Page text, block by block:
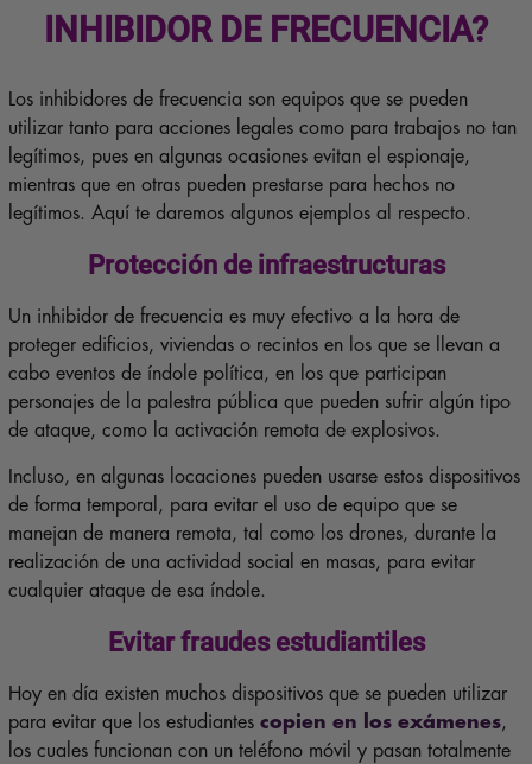
INHIBIDOR DE FRECUENCIA?
Los inhibidores de frecuencia son equipos que se pueden
utilizar tanto para acciones legales como para trabajos no tan
legítimos, pues en algunas ocasiones evitan el espionaje,
mientras que en otras pueden prestarse para hechos no
legítimos. Aquí te daremos algunos ejemplos al respecto.
Protección de infraestructuras
Un inhibidor de frecuencia es muy efectivo a la hora de
proteger edificios, viviendas o recintos en los que se llevan a
cabo eventos de índole política, en los que participan
personajes de la palestra pública que pueden sufrir algún tipo
de ataque, como la activación remota de explosivos.
Incluso, en algunas locaciones pueden usarse estos dispositivos
de forma temporal, para evitar el uso de equipo que se
manejan de manera remota, tal como los drones, durante la
realización de una actividad social en masas, para evitar
cualquier ataque de esa índole.
Evitar fraudes estudiantiles
Hoy en día existen muchos dispositivos que se pueden utilizar
para evitar que los estudiantes copien en los exámenes,
los cuales funcionan con un teléfono móvil y pasan totalmente